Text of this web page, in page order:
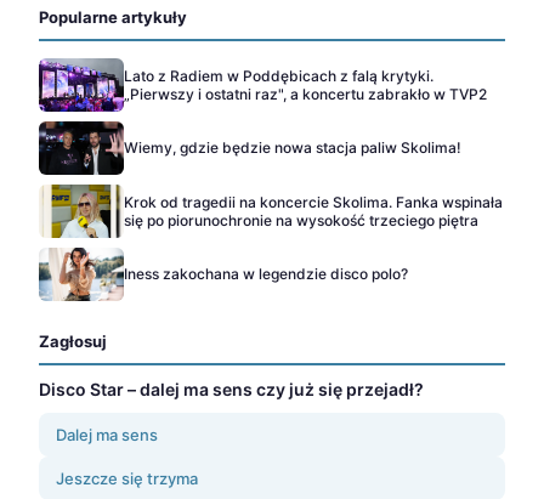
Popularne artykuły
Lato z Radiem w Poddębicach z falą krytyki.
„Pierwszy i ostatni raz", a koncertu zabrakło w TVP2
Wiemy, gdzie będzie nowa stacja paliw Skolima!
Krok od tragedii na koncercie Skolima. Fanka wspinała
się po piorunochronie na wysokość trzeciego piętra
Iness zakochana w legendzie disco polo?
Zagłosuj
Disco Star – dalej ma sens czy już się przejadł?
Dalej ma sens
Jeszcze się trzyma